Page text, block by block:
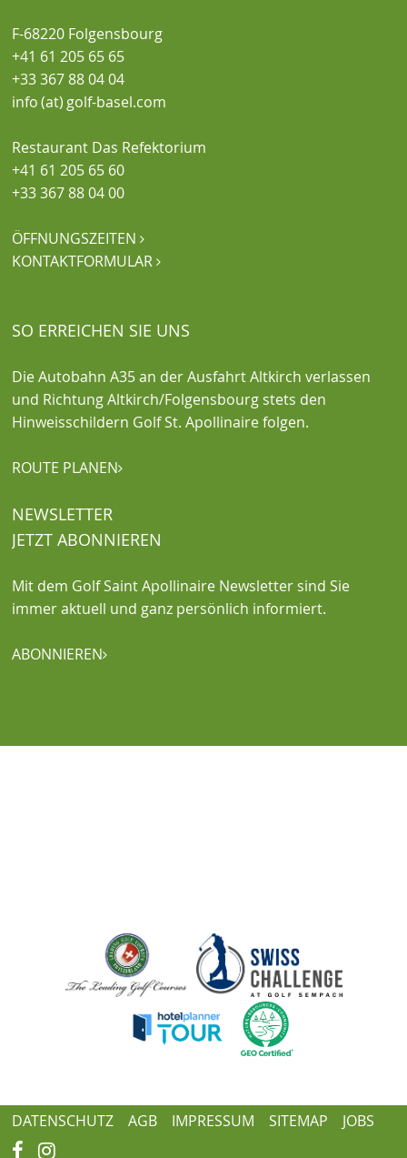
F-68220 Folgensbourg
+41 61 205 65 65
+33 367 88 04 04
info (at) golf-basel.com
Restaurant Das Refektorium
+41 61 205 65 60
+33 367 88 04 00
ÖFFNUNGSZEITEN
KONTAKTFORMULAR
SO ERREICHEN SIE UNS
Die Autobahn A35 an der Ausfahrt Altkirch verlassen
und Richtung Altkirch/Folgensbourg stets den
Hinweisschildern Golf St. Apollinaire folgen.
ROUTE PLANEN
NEWSLETTER
JETZT ABONNIEREN
Mit dem Golf Saint Apollinaire Newsletter sind Sie
immer aktuell und ganz persönlich informiert.
ABONNIEREN
DATENSCHUTZ AGB IMPRESSUM SITEMAP JOBS